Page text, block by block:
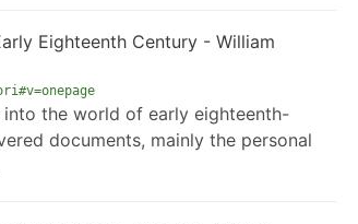
Eighteenth Century - William
into the world of early eighteenth-
documents, mainly the personal